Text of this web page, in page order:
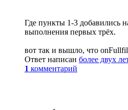
Где пункты 1-3 добавились
выполнения первых трёх.
вот так и вышло, что
Ответ написан более двух
1 комментарий